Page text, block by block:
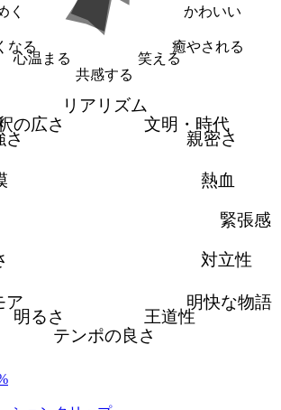
かわいい
癒やされる
笑える
共感する
心温まる
なる
く
リアリズム
文明・時代
親密さ
熱血
緊張感
対立性
明快な物語
王道性
テンポの良さ
明るさ
ア
さ
の広さ